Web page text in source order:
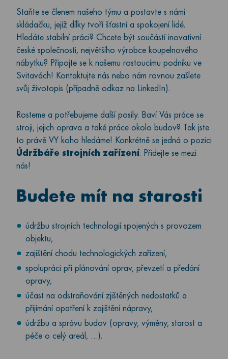
Staňte se členem našeho týmu a postavte s námi
skládačku, jejíž dílky tvoří šťastní a spokojení lidé.
Hledáte stabilní práci? Chcete být součástí inovativní
české společnosti, největšího výrobce koupelnového
nábytku? Připojte se k našemu rostoucímu podniku ve
Svitavách! Kontaktujte nás nebo nám rovnou zašlete
svůj životopis (případně odkaz na LinkedIn).
Rosteme a potřebujeme další posily. Baví Vás práce se
stroji, jejich oprava a také práce okolo budov? Tak jste
to právě VY koho hledáme! Konkrétně se jedná o pozici
Údržbáře strojních zařízení. Přidejte se mezi
nás!
Budete mít na starosti
údržbu strojních technologií spojených s provozem
objektu,
zajištění chodu technologických zařízení,
spolupráci při plánování oprav, převzetí a předání
opravy,
účast na odstraňování zjištěných nedostatků a
přijímání opatření k zajištění nápravy,
údržbu a správu budov (opravy, výměny, starost a
péče o celý areál, …).